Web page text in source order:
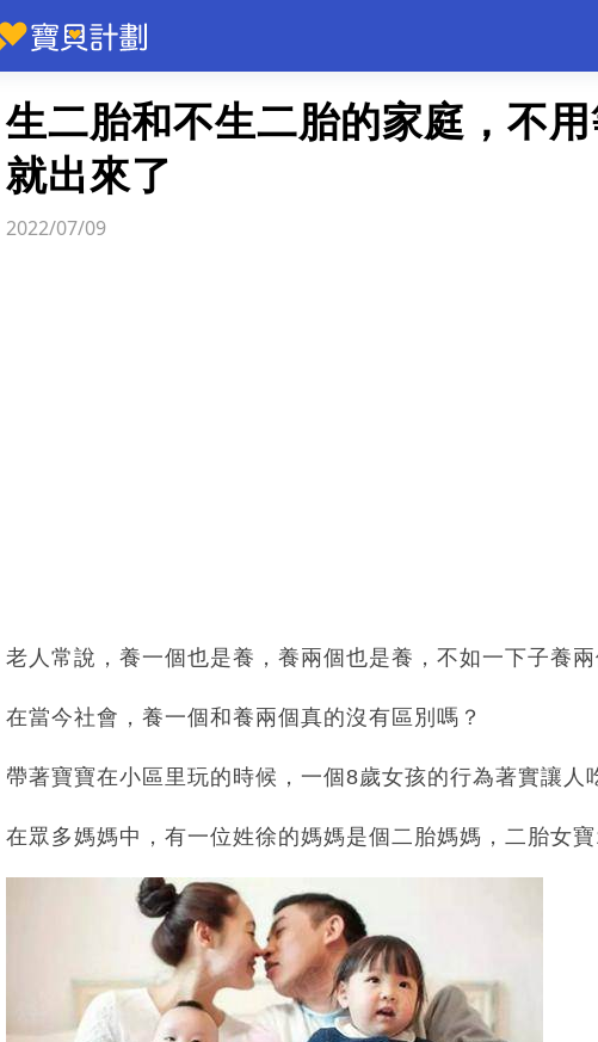
生二胎和不生二胎的家庭，不
就出來了
2022/07/09
老人常說，養一個也是養，養兩個也是養，不如一下子養兩
在當今社會，養一個和養兩個真的沒有區別嗎？
帶著寶寶在小區里玩的時候，一個8歲女孩的行為著實讓人
在眾多媽媽中，有一位姓徐的媽媽是個二胎媽媽，二胎女
快訊